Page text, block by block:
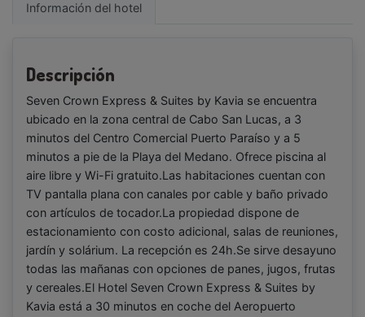
Información del hotel
Descripción
Seven Crown Express & Suites by Kavia se encuentra
ubicado en la zona central de Cabo San Lucas, a 3
minutos del Centro Comercial Puerto Paraíso y a 5
minutos a pie de la Playa del Medano. Ofrece piscina al
aire libre y Wi-Fi gratuito.Las habitaciones cuentan con
TV pantalla plana con canales por cable y baño privado
con artículos de tocador.La propiedad dispone de
estacionamiento con costo adicional, salas de reuniones,
jardín y solárium. La recepción es 24h.Se sirve desayuno
todas las mañanas con opciones de panes, jugos, frutas
y cereales.El Hotel Seven Crown Express & Suites by
Kavia está a 30 minutos en coche del Aeropuerto